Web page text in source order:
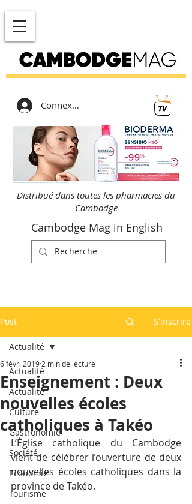
Connexion
Distribué dans toutes les pharmacies du
Cambodge
Cambodge Mag in English
Post S'inscrire
Actualité
Actualité
Culture
Gastronomie
Société
Economie
Tourisme
Actualité
Enseignement : Deux
nouvelles écoles
catholiques à Takéo
6 févr. 2019 2 min de lecture
L’Église catholique du Cambodge
vient de célébrer l’ouverture de deux
nouvelles écoles catholiques dans la
province de Takéo.